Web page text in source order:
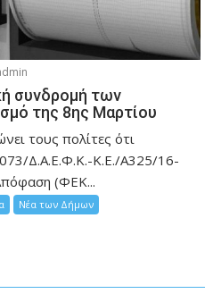
συνδρομή των
της 8ης Μαρτίου
τους πολίτες ότι
Δ.Α.Ε.Φ.Κ.-Κ.Ε./Α325/16-
(ΦΕΚ...
Νέα των Δήμων